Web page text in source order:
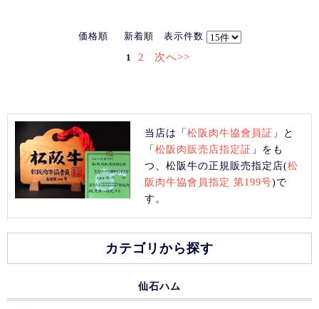
価格順 新着順 表示件数
1 2 次へ>>
当店は「松阪肉牛協會員証 」と
「松阪肉販売店指定証 」をも
つ、松阪牛の正規販売指定店(松
阪肉牛協會員指定 第199号)で
す。
カテゴリから探す
仙石ハム